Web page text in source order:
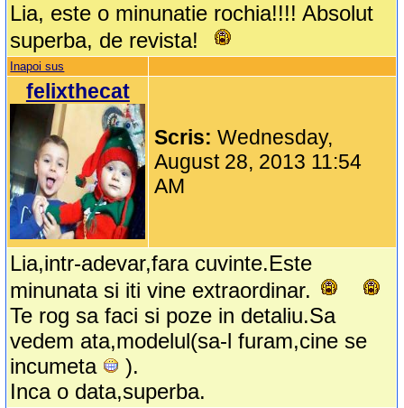
Lia, este o minunatie rochia!!!! Absolut
superba, de revista!
Inapoi sus
felixthecat
Scris:Wednesday,
August 28, 2013 11:54
AM
Lia,intr-adevar,fara cuvinte.Este
minunata si iti vine extraordinar.
Te rog sa faci si poze in detaliu.Sa
vedem ata,modelul(sa-l furam,cine se
incumeta
).
Inca o data,superba.